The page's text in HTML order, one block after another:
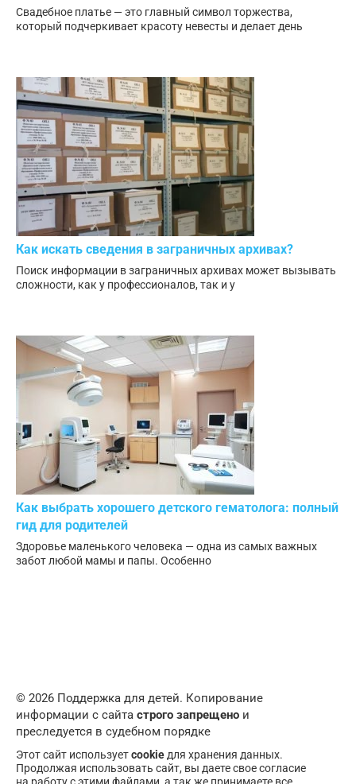
Свадебное платье — это главный символ торжества,
который подчеркивает красоту невесты и делает день
Как искать сведения в заграничных архивах?
Поиск информации в заграничных архивах может вызывать
сложности, как у профессионалов, так и у
Как выбрать хорошего детского гематолога: полный
гид для родителей
Здоровье маленького человека — одна из самых важных
забот любой мамы и папы. Особенно
© 2026 Поддержка для детей. Копирование
информации с сайта строго запрещено и
преследуется в судебном порядке
Этот сайт используетcookieдля хранения данных.
Продолжая использовать сайт, вы даете свое согласие